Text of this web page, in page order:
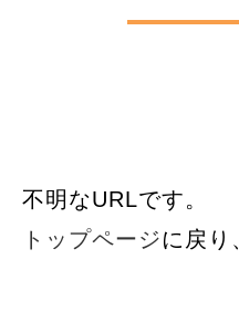
不明なURLです。
トップページに戻り